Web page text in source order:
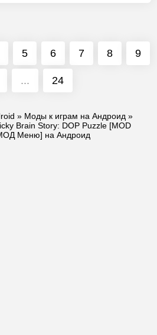
5 6 7 8 9
... 24
» Моды к играм на Андроид »
Brain Story: DOP Puzzle [MOD
Меню] на Андроид